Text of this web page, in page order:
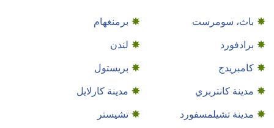
باث، سومرست
برمنغهام
برادفورد
لندن
كامبريدج
بريستول
مدينة كانتربري
مدينة كارلايل
مدينة تشيلمسفورد
تشيستر